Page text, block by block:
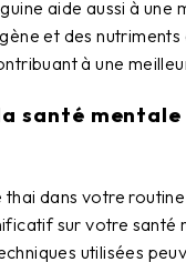
aide aussi à une
et des nutriments
à une
santé
thai dans votre
sur votre santé
utilisées